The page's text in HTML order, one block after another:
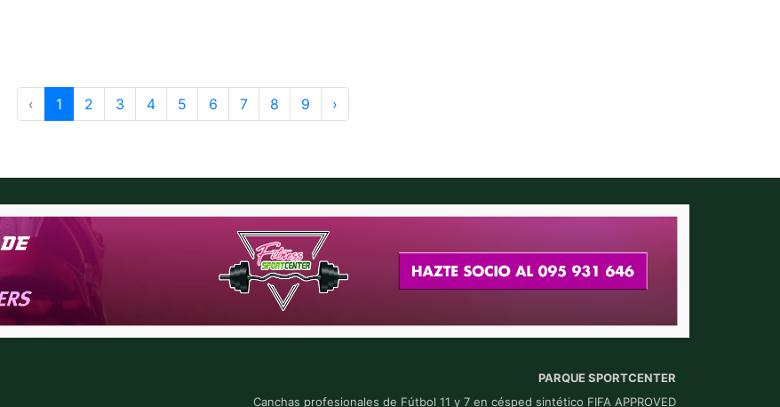
‹ 1 2 3 4 5 6 7 8 9 ›
PARQUE SPORTCENTER
Canchas profesionales de Fútbol 11 y 7 en césped sintético FIFA APPROVED